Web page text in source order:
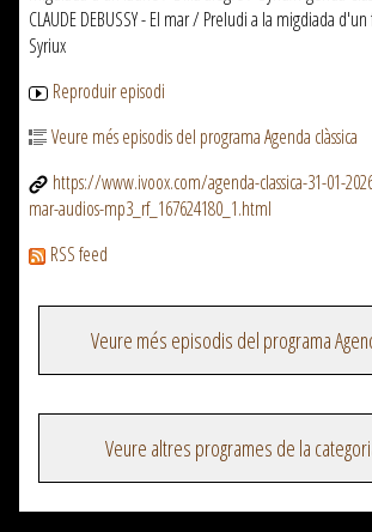
CLAUDE DEBUSSY - El mar / Preludi a la migdiada
Syriux
Reproduir episodi
Veure més episodis del programa Agenda clàssica
https://www.ivoox.com/agenda-classica-31-01-
mar-audios-mp3_rf_167624180_1.html
RSS feed
Veure més episodis del programa
Veure altres programes de la